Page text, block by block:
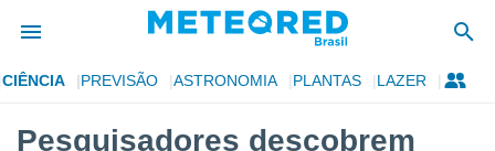
CIÊNCIA PREVISÃO ASTRONOMIA PLANTAS LAZER
Pesquisadores descobrem